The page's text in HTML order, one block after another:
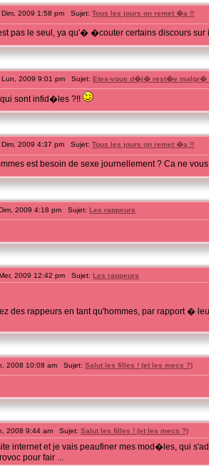
2009 1:58 pm Sujet: Tous les jours on remet �a !!
pas le seul, ya qu'� �couter certains discours sur
2009 9:01 pm Sujet: Etes-vous d�j� rest�e
sont infid�les ?!!
2009 4:37 pm Sujet: Tous les jours on remet �a !!
est besoin de sexe journellement ? Ca ne
2009 4:18 pm Sujet: Les rappeurs
2009 12:42 pm Sujet: Les rappeurs
des rappeurs en tant qu'hommes, par rapport �
2008 10:08 am Sujet: Salut les filles ! (et les mecs ?)
2008 9:44 am Sujet: Salut les filles ! (et les mecs ?)
internet et je vais peaufiner mes mod�les, qui
pour fair ...